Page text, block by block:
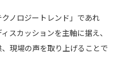
ノロジートレンド」であれ
スカッションを主軸に据え、
現場の声を取り上げることで